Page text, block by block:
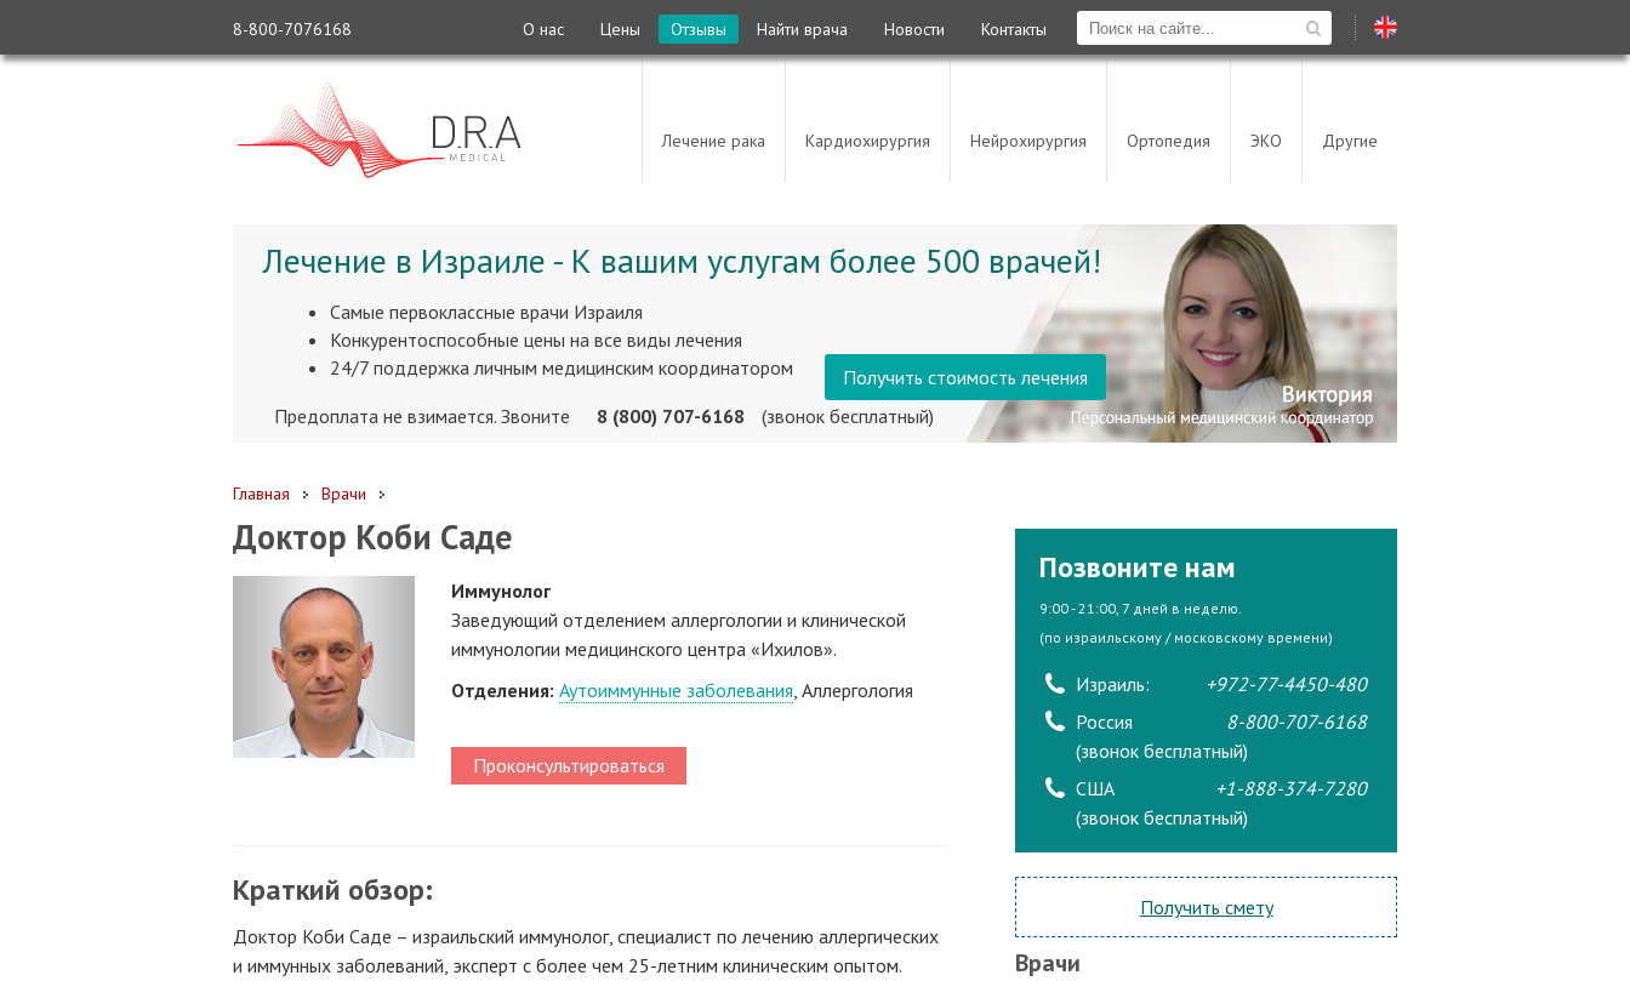
О нас Цены Отзывы Найти врача Новости Контакты
8-800-7076168
Лечение рака Кардиохирургия Нейрохирургия Ортопедия ЭКО Другие
Лечение в Израиле - К вашим услугам более 500 врачей!
Самые первоклассные врачи Израиля
Конкурентоспособные цены на все виды лечения
24/7 поддержка личным медицинским координатором
Предоплата не взимается. Звоните
8 (800) 707-6168 (звонок бесплатный)
Получить стоимость лечения
Главная Врачи
Доктор Коби Саде
Иммунолог
Заведующий отделением аллергологии и клинической
иммунологии медицинского центра «Ихилов».
Отделения: Аутоиммунные заболевания, Аллергология
Проконсультироваться
Краткий обзор:
Доктор Коби Саде – израильский иммунолог, специалист по лечению аллергических
и иммунных заболеваний, эксперт с более чем 25-летним клиническим опытом.
Позвоните нам
9:00 - 21:00, 7 дней в неделю.
(по израильскому / московскому времени)
Израиль:
+972-77-4450-480
Россия
(звонок бесплатный)
8-800-707-6168
США
(звонок бесплатный)
+1-888-374-7280
Получить смету
Врачи